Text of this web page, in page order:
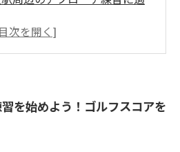
！藤沢駅近くのアプローチ
る！アプローチ練習の極意
を始めよう！ゴルフスコアを